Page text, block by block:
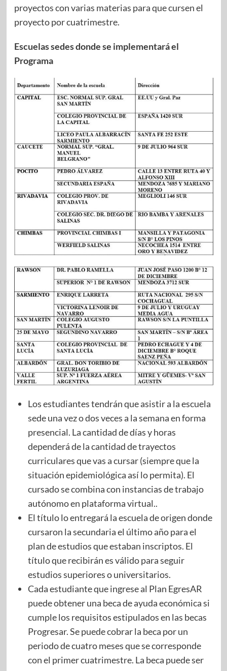
proyectos con varias materias para que cursen el
proyecto por cuatrimestre.
Escuelas sedes donde se implementará el
Programa
Los estudiantes tendrán que asistir a la escuela
sede una vez o dos veces a la semana en forma
presencial. La cantidad de días y horas
dependerá de la cantidad de trayectos
curriculares que vas a cursar (siempre que la
situación epidemiológica así lo permita). El
cursado se combina con instancias de trabajo
autónomo en plataforma virtual..
El título lo entregará la escuela de origen donde
cursaron la secundaria el último año para el
plan de estudios que estaban inscriptos. El
título que recibirán es válido para seguir
estudios superiores o universitarios.
Cada estudiante que ingrese al Plan EgresAR
puede obtener una beca de ayuda económica si
cumple los requisitos estipulados en las becas
Progresar. Se puede cobrar la beca por un
periodo de cuatro meses que se corresponde
con el primer cuatrimestre. La beca puede ser